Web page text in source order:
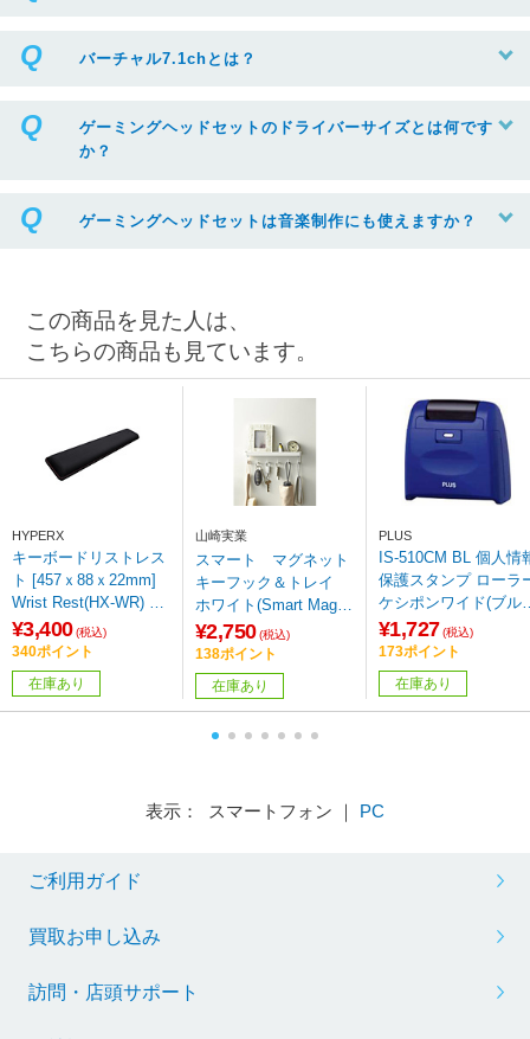
バーチャル7.1chとは？
ゲーミングヘッドセットのドライバーサイズとは何です
か？
ゲーミングヘッドセットは音楽制作にも使えますか？
この商品を見た人は、
こちらの商品も見ています。
HYPERX
キーボードリストレス
ト [457ｘ88ｘ22mm]
Wrist Rest(HX-WR) 4P
5M9AA
¥3,400 (税込)
340ポイント
在庫あり
山崎実業
スマート マグネット
キーフック＆トレイ
ホワイト(Smart Magne
tic Key Rack With Tra
y WH) ホワイト 02754
¥2,750 (税込)
138ポイント
在庫あり
PLUS
IS-510CM BL 個人情
保護スタンプ ローラ
ケシポンワイド(ブル
ー)
¥1,727 (税込)
173ポイント
在庫あり
表示： スマートフォン ｜ PC
ご利用ガイド
買取お申し込み
訪問・店頭サポート